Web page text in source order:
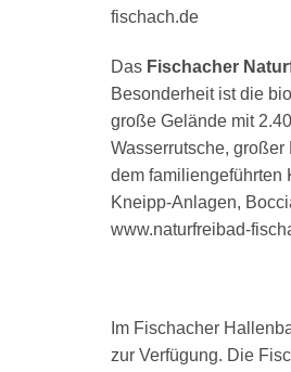
fischach.de
Das Fischacher
Besonderheit ist die
große Gelände mit
Wasserrutsche,
dem familiengeführten
Kneipp-Anlagen,
www.naturfreibad-
Im Fischacher
zur Verfügung. Die